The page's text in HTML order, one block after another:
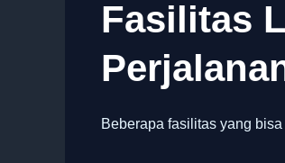
Fasilitas
Beberapa fasilitas yang